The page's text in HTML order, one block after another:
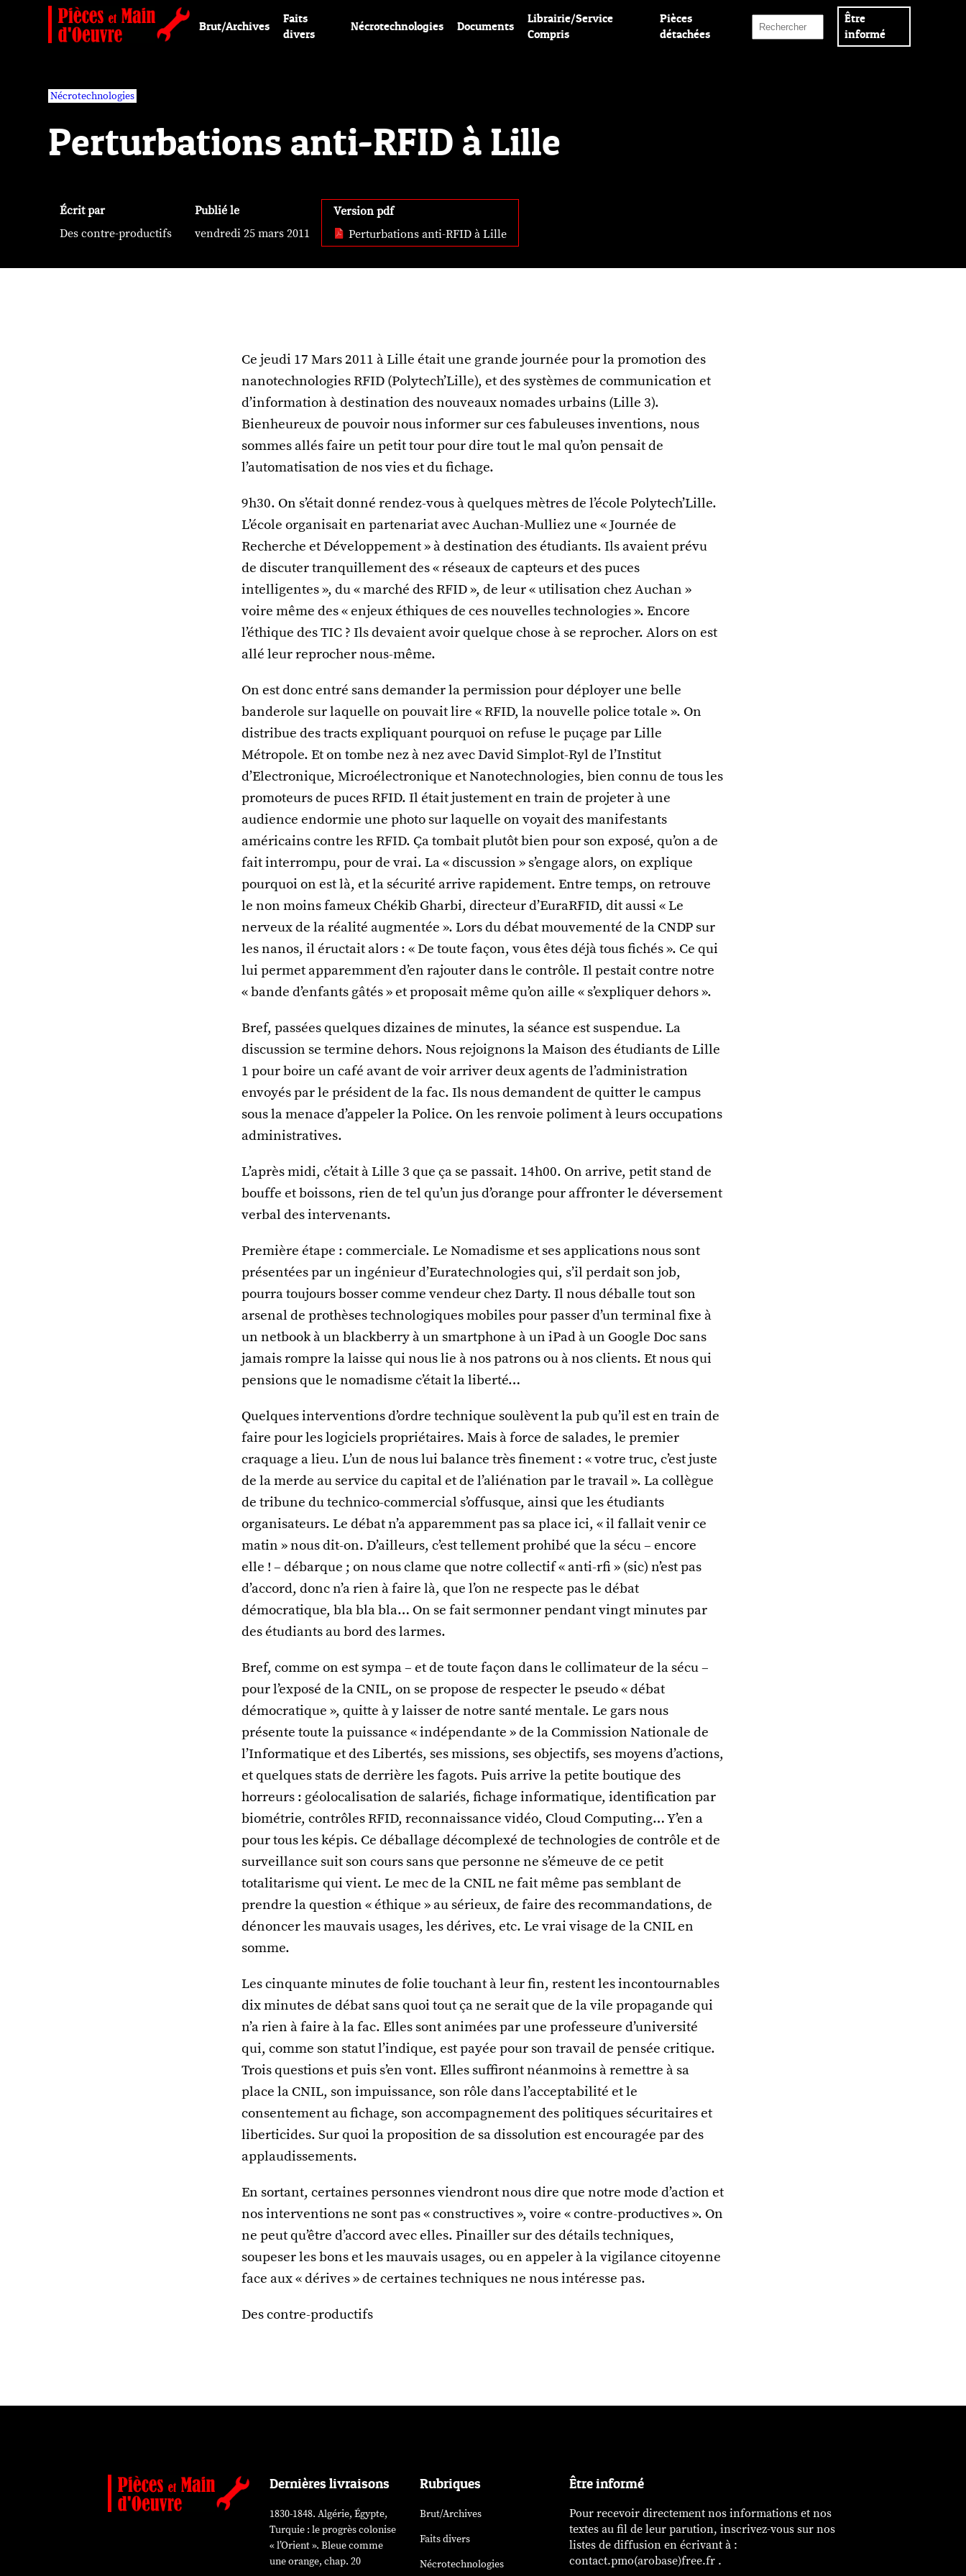
Brut/Archives
Faits
divers
Nécrotechnologies Documents
Librairie/Service
Compris
Pièces
détachées
Être
informé
Nécrotechnologies
Perturbations anti-RFID à Lille
Écrit par
Des contre-productifs
Publié le
vendredi 25 mars 2011
Version pdf
Perturbations anti-RFID à Lille
Ce jeudi 17 Mars 2011 à Lille était une grande journée pour la promotion des
nanotechnologies RFID (Polytech’Lille), et des systèmes de communication et
d’information à destination des nouveaux nomades urbains (Lille 3).
Bienheureux de pouvoir nous informer sur ces fabuleuses inventions, nous
sommes allés faire un petit tour pour dire tout le mal qu’on pensait de
l’automatisation de nos vies et du fichage.
9h30. On s’était donné rendez-vous à quelques mètres de l’école Polytech’Lille.
L’école organisait en partenariat avec Auchan-Mulliez une « Journée de
Recherche et Développement » à destination des étudiants. Ils avaient prévu
de discuter tranquillement des « réseaux de capteurs et des puces
intelligentes », du « marché des RFID », de leur « utilisation chez Auchan »
voire même des « enjeux éthiques de ces nouvelles technologies ». Encore
l’éthique des TIC ? Ils devaient avoir quelque chose à se reprocher. Alors on est
allé leur reprocher nous-même.
On est donc entré sans demander la permission pour déployer une belle
banderole sur laquelle on pouvait lire « RFID, la nouvelle police totale ». On
distribue des tracts expliquant pourquoi on refuse le puçage par Lille
Métropole. Et on tombe nez à nez avec David Simplot-Ryl de l’Institut
d’Electronique, Microélectronique et Nanotechnologies, bien connu de tous les
promoteurs de puces RFID. Il était justement en train de projeter à une
audience endormie une photo sur laquelle on voyait des manifestants
américains contre les RFID. Ça tombait plutôt bien pour son exposé, qu’on a de
fait interrompu, pour de vrai. La « discussion » s’engage alors, on explique
pourquoi on est là, et la sécurité arrive rapidement. Entre temps, on retrouve
le non moins fameux Chékib Gharbi, directeur d’EuraRFID, dit aussi « Le
nerveux de la réalité augmentée ». Lors du débat mouvementé de la CNDP sur
les nanos, il éructait alors : « De toute façon, vous êtes déjà tous fichés ». Ce qui
lui permet apparemment d’en rajouter dans le contrôle. Il pestait contre notre
« bande d’enfants gâtés » et proposait même qu’on aille « s’expliquer dehors ».
Bref, passées quelques dizaines de minutes, la séance est suspendue. La
discussion se termine dehors. Nous rejoignons la Maison des étudiants de Lille
1 pour boire un café avant de voir arriver deux agents de l’administration
envoyés par le président de la fac. Ils nous demandent de quitter le campus
sous la menace d’appeler la Police. On les renvoie poliment à leurs occupations
administratives.
L’après midi, c’était à Lille 3 que ça se passait. 14h00. On arrive, petit stand de
bouffe et boissons, rien de tel qu’un jus d’orange pour affronter le déversement
verbal des intervenants.
Première étape : commerciale. Le Nomadisme et ses applications nous sont
présentées par un ingénieur d’Euratechnologies qui, s’il perdait son job,
pourra toujours bosser comme vendeur chez Darty. Il nous déballe tout son
arsenal de prothèses technologiques mobiles pour passer d’un terminal fixe à
un netbook à un blackberry à un smartphone à un iPad à un Google Doc sans
jamais rompre la laisse qui nous lie à nos patrons ou à nos clients. Et nous qui
pensions que le nomadisme c’était la liberté…
Quelques interventions d’ordre technique soulèvent la pub qu’il est en train de
faire pour les logiciels propriétaires. Mais à force de salades, le premier
craquage a lieu. L’un de nous lui balance très finement : « votre truc, c’est juste
de la merde au service du capital et de l’aliénation par le travail ». La collègue
de tribune du technico-commercial s’offusque, ainsi que les étudiants
organisateurs. Le débat n’a apparemment pas sa place ici, « il fallait venir ce
matin » nous dit-on. D’ailleurs, c’est tellement prohibé que la sécu – encore
elle ! – débarque ; on nous clame que notre collectif « anti-rfi » (sic) n’est pas
d’accord, donc n’a rien à faire là, que l’on ne respecte pas le débat
démocratique, bla bla bla… On se fait sermonner pendant vingt minutes par
des étudiants au bord des larmes.
Bref, comme on est sympa – et de toute façon dans le collimateur de la sécu –
pour l’exposé de la CNIL, on se propose de respecter le pseudo « débat
démocratique », quitte à y laisser de notre santé mentale. Le gars nous
présente toute la puissance « indépendante » de la Commission Nationale de
l’Informatique et des Libertés, ses missions, ses objectifs, ses moyens d’actions,
et quelques stats de derrière les fagots. Puis arrive la petite boutique des
horreurs : géolocalisation de salariés, fichage informatique, identification par
biométrie, contrôles RFID, reconnaissance vidéo, Cloud Computing… Y’en a
pour tous les képis. Ce déballage décomplexé de technologies de contrôle et de
surveillance suit son cours sans que personne ne s’émeuve de ce petit
totalitarisme qui vient. Le mec de la CNIL ne fait même pas semblant de
prendre la question « éthique » au sérieux, de faire des recommandations, de
dénoncer les mauvais usages, les dérives, etc. Le vrai visage de la CNIL en
somme.
Les cinquante minutes de folie touchant à leur fin, restent les incontournables
dix minutes de débat sans quoi tout ça ne serait que de la vile propagande qui
n’a rien à faire à la fac. Elles sont animées par une professeure d’université
qui, comme son statut l’indique, est payée pour son travail de pensée critique.
Trois questions et puis s’en vont. Elles suffiront néanmoins à remettre à sa
place la CNIL, son impuissance, son rôle dans l’acceptabilité et le
consentement au fichage, son accompagnement des politiques sécuritaires et
liberticides. Sur quoi la proposition de sa dissolution est encouragée par des
applaudissements.
En sortant, certaines personnes viendront nous dire que notre mode d’action et
nos interventions ne sont pas « constructives », voire « contre-productives ». On
ne peut qu’être d’accord avec elles. Pinailler sur des détails techniques,
soupeser les bons et les mauvais usages, ou en appeler à la vigilance citoyenne
face aux « dérives » de certaines techniques ne nous intéresse pas.
Des contre-productifs
Dernières livraisons
1830-1848. Algérie, Égypte,
Turquie : le progrès colonise
« l’Orient ». Bleue comme
une orange, chap. 20
Rubriques
Brut/Archives
Faits divers
Nécrotechnologies
Être informé
Pour recevoir directement nos informations et nos
textes au fil de leur parution, inscrivez-vous sur nos
listes de diffusion en écrivant à :
contact.pmo(arobase)free.fr .